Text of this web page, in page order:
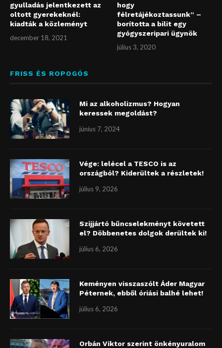
gyulladás jelentkezett az
oltott gyerekeknél:
kiadták a közleményt
december 18, 2021
hogy
félretájékoztassunk” –
borította a bilit egy
gyógyszeripari ügynök
július 3, 2020
FRISS ÉS ROPOGÓS
Mi az alkoholizmus? Hogyan
keressek megoldást?
június 7, 2024
Vége: lelécel a TESCO is az
országból? Kiderültek a részletek!
július 9, 2026
Szijjártó bűncselekményt követett
el? Döbbenetes dolgok derültek ki!
július 6, 2026
Keményen visszaszólt Áder Magyar
Péternek, ebből óriási balhé lehet!
július 6, 2026
Orbán Viktor szerint önkényuralom